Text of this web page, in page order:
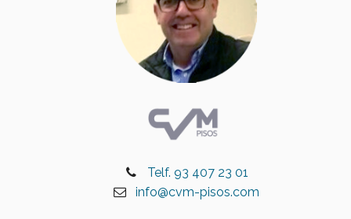
Telf. 93 407 23 01
info@cvm-pisos.com